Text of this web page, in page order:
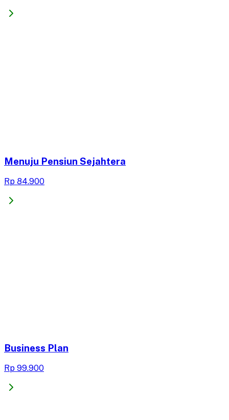
Menuju Pensiun Sejahtera
Rp 84.900
Business Plan
Rp 99.900